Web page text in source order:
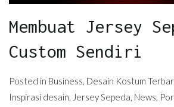
Membuat Jersey
Custom Sendiri
Posted in Business, Desain Kostum
Inspirasi desain, Jersey Sepeda, News,